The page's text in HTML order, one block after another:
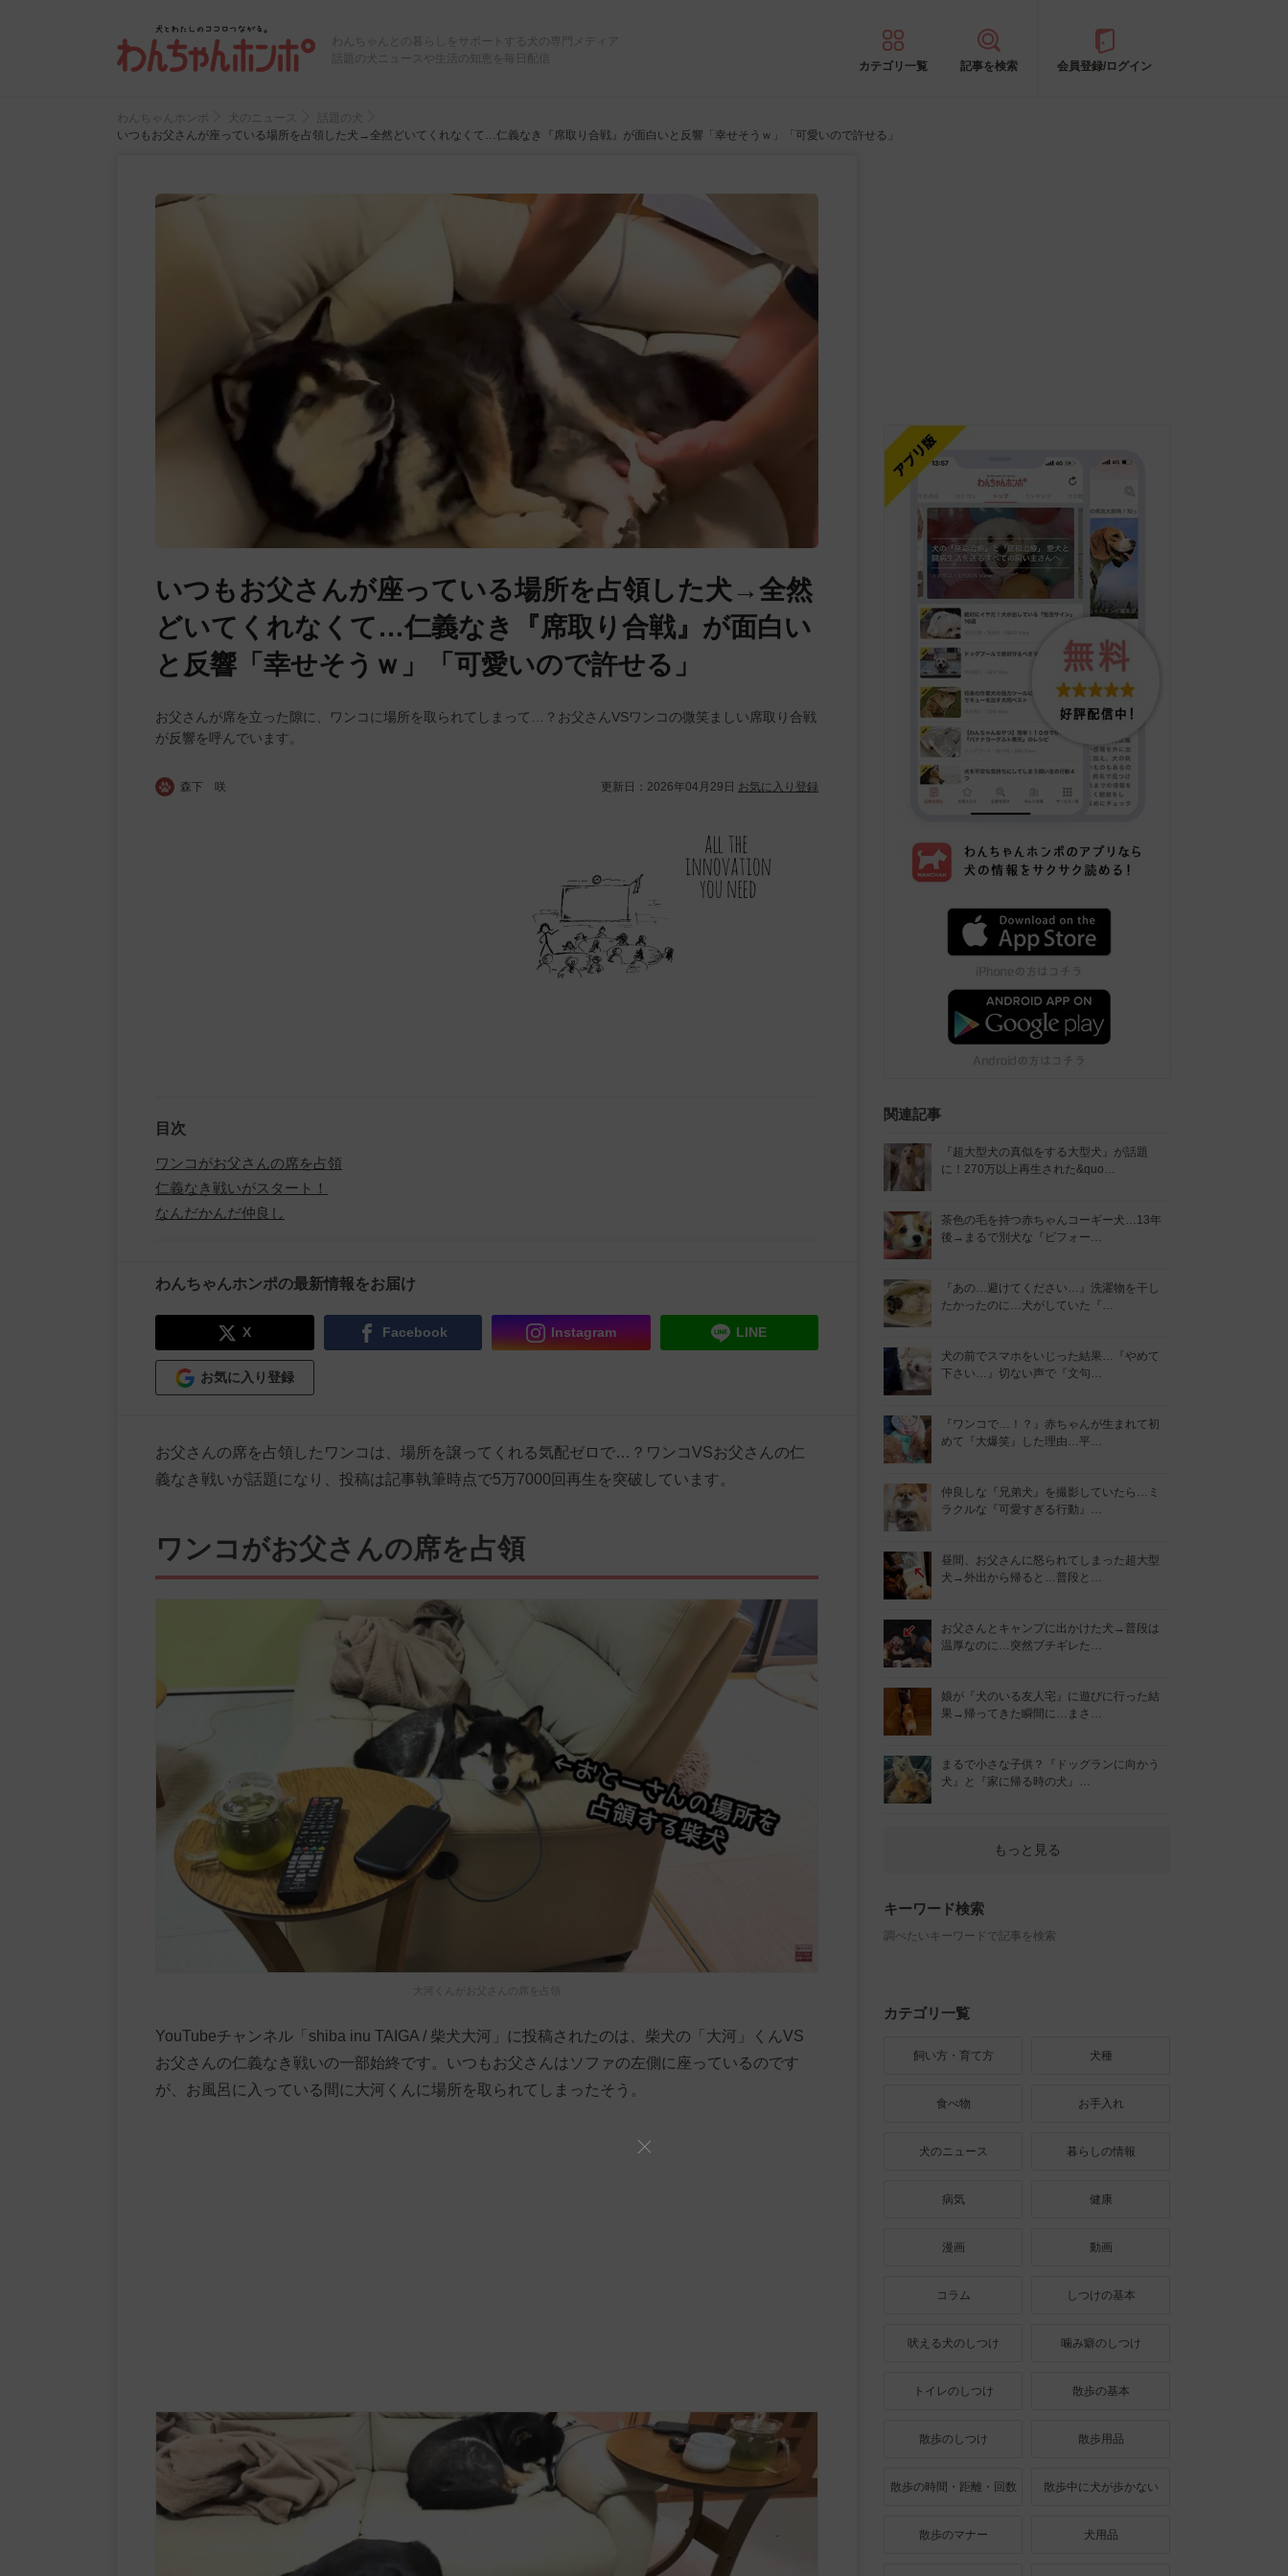
わんちゃんとの暮らしをサポートする犬の専門メディア
話題の犬ニュースや生活の知恵を毎日配信
カテゴリ一覧 記事を検索 会員登録/ログイン
わんちゃんホンポ 犬のニュース
話題の犬
いつもお父さんが座っている場所を占領した犬→全然どいてくれなくて…仁義なき『席取り合戦』が面白いと反響「幸せそうｗ」「可愛いので許せる」
いつもお父さんが座っている場所を占領した犬→全然
どいてくれなくて…仁義なき『席取り合戦』が面白い
と反響「幸せそうｗ」「可愛いので許せる」
お父さんが席を立った隙に、ワンコに場所を取られてしまって…？お父さんVSワンコの微笑ましい席取り合戦
が反響を呼んでいます。
森下 咲 更新日： 2026年04月29日 お気に入り登録
目次
ワンコがお父さんの席を占領
仁義なき戦いがスタート！
なんだかんだ仲良し
わんちゃんホンポの最新情報をお届け
X Facebook Instagram LINE
お気に入り登録
お父さんの席を占領したワンコは、場所を譲ってくれる気配ゼロで…？ワンコVSお父さんの仁
義なき戦いが話題になり、投稿は記事執筆時点で5万7000回再生を突破しています。
ワンコがお父さんの席を占領
大河くんがお父さんの席を占領
YouTubeチャンネル「shiba inu TAIGA / 柴犬大河」に投稿されたのは、柴犬の「大河」くんVS
お父さんの仁義なき戦いの一部始終です。いつもお父さんはソファの左側に座っているのです
が、お風呂に入っている間に大河くんに場所を取られてしまったそう。
関連記事
『超大型犬の真似をする大型犬』が話題
に！270万以上再生された&quo…
茶色の毛を持つ赤ちゃんコーギー犬…13年
後→まるで別犬な『ビフォー…
『あの…避けてください…』洗濯物を干し
たかったのに…犬がしていた『…
犬の前でスマホをいじった結果…『やめて
下さい…』切ない声で『文句…
『ワンコで…！？』赤ちゃんが生まれて初
めて『大爆笑』した理由…平…
仲良しな『兄弟犬』を撮影していたら…ミ
ラクルな『可愛すぎる行動』…
昼間、お父さんに怒られてしまった超大型
犬→外出から帰ると…普段と…
お父さんとキャンプに出かけた犬→普段は
温厚なのに…突然ブチギレた…
娘が『犬のいる友人宅』に遊びに行った結
果→帰ってきた瞬間に…まさ…
まるで小さな子供？『ドッグランに向かう
犬』と『家に帰る時の犬』…
もっと見る
キーワード検索
調べたいキーワードで記事を検索
カテゴリ一覧
飼い方・育て方 犬種
食べ物 お手入れ
犬のニュース 暮らしの情報
病気 健康
漫画 動画
コラム しつけの基本
吠える犬のしつけ 噛み癖のしつけ
トイレのしつけ 散歩の基本
散歩のしつけ 散歩用品
散歩の時間・距離・回数 散歩中に犬が歩かない
散歩のマナー 犬用品